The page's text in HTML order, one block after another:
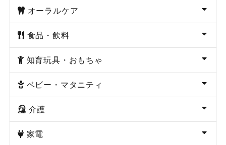
オーラルケア
食品・飲料
知育玩具・おもちゃ
ベビー・マタニティ
介護
家電